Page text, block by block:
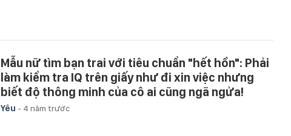
Mẫu nữ tìm bạn trai với tiêu chuẩn "hết hồn": Phải
làm kiểm tra IQ trên giấy như đi xin việc nhưng
biết độ thông minh của cô ai cũng ngã ngửa!
Yêu - 4 năm trước